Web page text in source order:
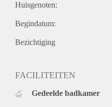
Huisgenoten:
Begindatum:
Bezichtiging
FACILITEITEN
Gedeelde badkamer